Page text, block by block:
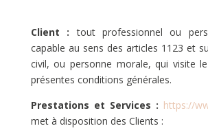
Client :
tout professionnel ou
capable au sens des articles 1123 et
civil, ou personne morale, qui visite
présentes conditions générales.
Prestations et Services : https://
met à disposition des Clients :